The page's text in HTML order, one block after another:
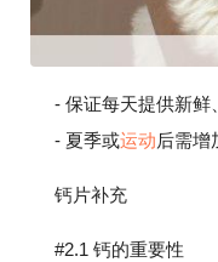
- 保证每天提供新鲜
- 夏季或运动后需增
钙片补充
#2.1 钙的重要性